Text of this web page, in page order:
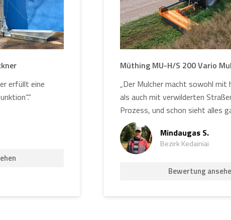
erfüllt eine
Müthing MU-H/S 200 Vario
„Der Mulcher macht sowohl mit
als auch mit verwilderten
Prozess, und schon sieht alles
Mindaugas S.
Bezirk Kedainiai
Bewertung